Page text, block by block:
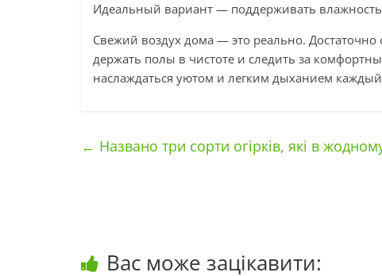
Идеальный вариант — поддерживать влажность
Свежий воздух дома — это реально.
держать полы в чистоте и следить за
наслаждаться уютом и легким дыханием
← Названо три сорти огірків, які в
Вас може зацікавити: